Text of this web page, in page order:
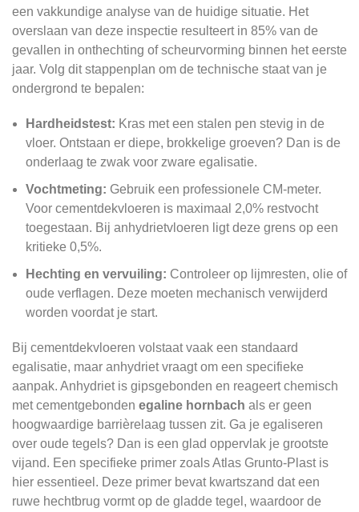
een vakkundige analyse van de huidige situatie. Het
overslaan van deze inspectie resulteert in 85% van de
gevallen in onthechting of scheurvorming binnen het eerste
jaar. Volg dit stappenplan om de technische staat van je
ondergrond te bepalen:
Hardheidstest: Kras met een stalen pen stevig in de
vloer. Ontstaan er diepe, brokkelige groeven? Dan is de
onderlaag te zwak voor zware egalisatie.
Vochtmeting: Gebruik een professionele CM-meter.
Voor cementdekvloeren is maximaal 2,0% restvocht
toegestaan. Bij anhydrietvloeren ligt deze grens op een
kritieke 0,5%.
Hechting en vervuiling: Controleer op lijmresten, olie of
oude verflagen. Deze moeten mechanisch verwijderd
worden voordat je start.
Bij cementdekvloeren volstaat vaak een standaard
egalisatie, maar anhydriet vraagt om een specifieke
aanpak. Anhydriet is gipsgebonden en reageert chemisch
met cementgebonden egaline hornbach als er geen
hoogwaardige barrièrelaag tussen zit. Ga je egaliseren
over oude tegels? Dan is een glad oppervlak je grootste
vijand. Een specifieke primer zoals Atlas Grunto-Plast is
hier essentieel. Deze primer bevat kwartszand dat een
ruwe hechtbrug vormt op de gladde tegel, waardoor de